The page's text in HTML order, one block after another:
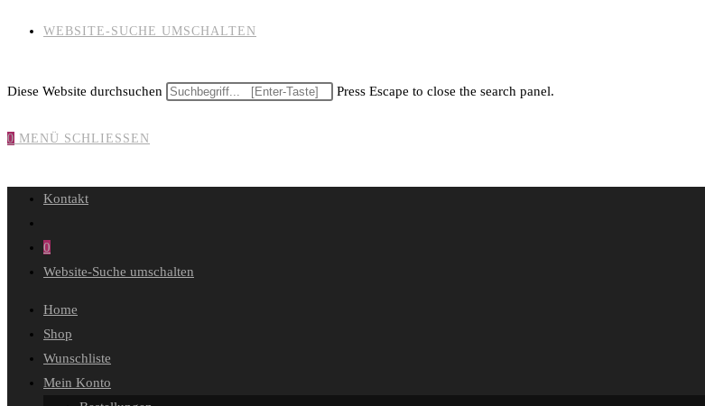
WEBSITE-SUCHE UMSCHALTEN
Diese Website durchsuchen Press Escape to close the search panel.
0 MENÜ SCHLIESSEN
Kontakt
0
Website-Suche umschalten
Home
Shop
Wunschliste
Mein Konto